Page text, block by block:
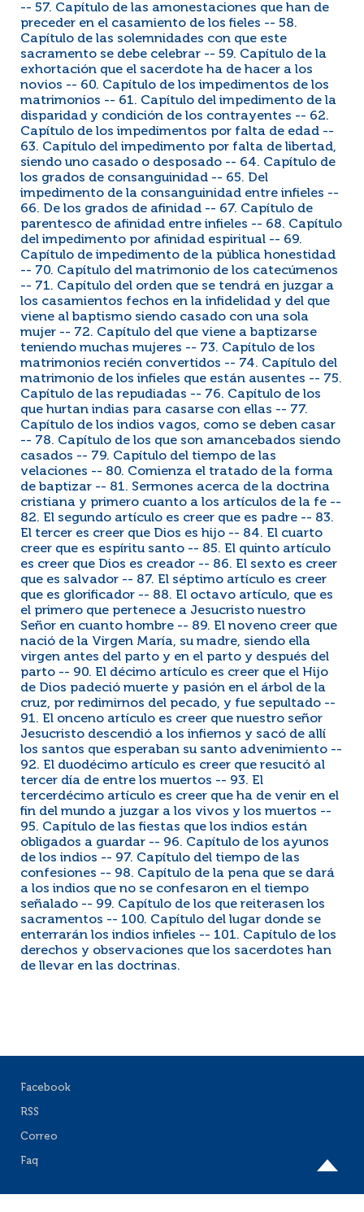
-- 57. Capítulo de las amonestaciones que han de
preceder en el casamiento de los fieles -- 58.
Capítulo de las solemnidades con que este
sacramento se debe celebrar -- 59. Capítulo de la
exhortación que el sacerdote ha de hacer a los
novios -- 60. Capítulo de los impedimentos de los
matrimonios -- 61. Capítulo del impedimento de la
disparidad y condición de los contrayentes -- 62.
Capítulo de los impedimentos por falta de edad --
63. Capítulo del impedimento por falta de libertad,
siendo uno casado o desposado -- 64. Capítulo de
los grados de consanguinidad -- 65. Del
impedimento de la consanguinidad entre infieles --
66. De los grados de afinidad -- 67. Capítulo de
parentesco de afinidad entre infieles -- 68. Capítulo
del impedimento por afinidad espiritual -- 69.
Capítulo de impedimento de la pública honestidad
-- 70. Capítulo del matrimonio de los catecúmenos
-- 71. Capítulo del orden que se tendrá en juzgar a
los casamientos fechos en la infidelidad y del que
viene al baptismo siendo casado con una sola
mujer -- 72. Capítulo del que viene a baptizarse
teniendo muchas mujeres -- 73. Capítulo de los
matrimonios recién convertidos -- 74. Capítulo del
matrimonio de los infieles que están ausentes -- 75.
Capítulo de las repudiadas -- 76. Capítulo de los
que hurtan indias para casarse con ellas -- 77.
Capítulo de los indios vagos, como se deben casar
-- 78. Capítulo de los que son amancebados siendo
casados -- 79. Capítulo del tiempo de las
velaciones -- 80. Comienza el tratado de la forma
de baptizar -- 81. Sermones acerca de la doctrina
cristiana y primero cuanto a los artículos de la fe --
82. El segundo artículo es creer que es padre -- 83.
El tercer es creer que Dios es hijo -- 84. El cuarto
creer que es espíritu santo -- 85. El quinto artículo
es creer que Dios es creador -- 86. El sexto es creer
que es salvador -- 87. El séptimo artículo es creer
que es glorificador -- 88. El octavo artículo, que es
el primero que pertenece a Jesucristo nuestro
Señor en cuanto hombre -- 89. El noveno creer que
nació de la Virgen María, su madre, siendo ella
virgen antes del parto y en el parto y después del
parto -- 90. El décimo artículo es creer que el Hijo
de Dios padeció muerte y pasión en el árbol de la
cruz, por redimirnos del pecado, y fue sepultado --
91. El onceno artículo es creer que nuestro señor
Jesucristo descendió a los infiernos y sacó de allí
los santos que esperaban su santo advenimiento --
92. El duodécimo artículo es creer que resucitó al
tercer día de entre los muertos -- 93. El
tercerdécimo artículo es creer que ha de venir en el
fin del mundo a juzgar a los vivos y los muertos --
95. Capítulo de las fiestas que los indios están
obligados a guardar -- 96. Capítulo de los ayunos
de los indios -- 97. Capítulo del tiempo de las
confesiones -- 98. Capítulo de la pena que se dará
a los indios que no se confesaron en el tiempo
señalado -- 99. Capítulo de los que reiterasen los
sacramentos -- 100. Capítulo del lugar donde se
enterrarán los indios infieles -- 101. Capítulo de los
derechos y observaciones que los sacerdotes han
de llevar en las doctrinas.
Facebook
RSS
Correo
Faq